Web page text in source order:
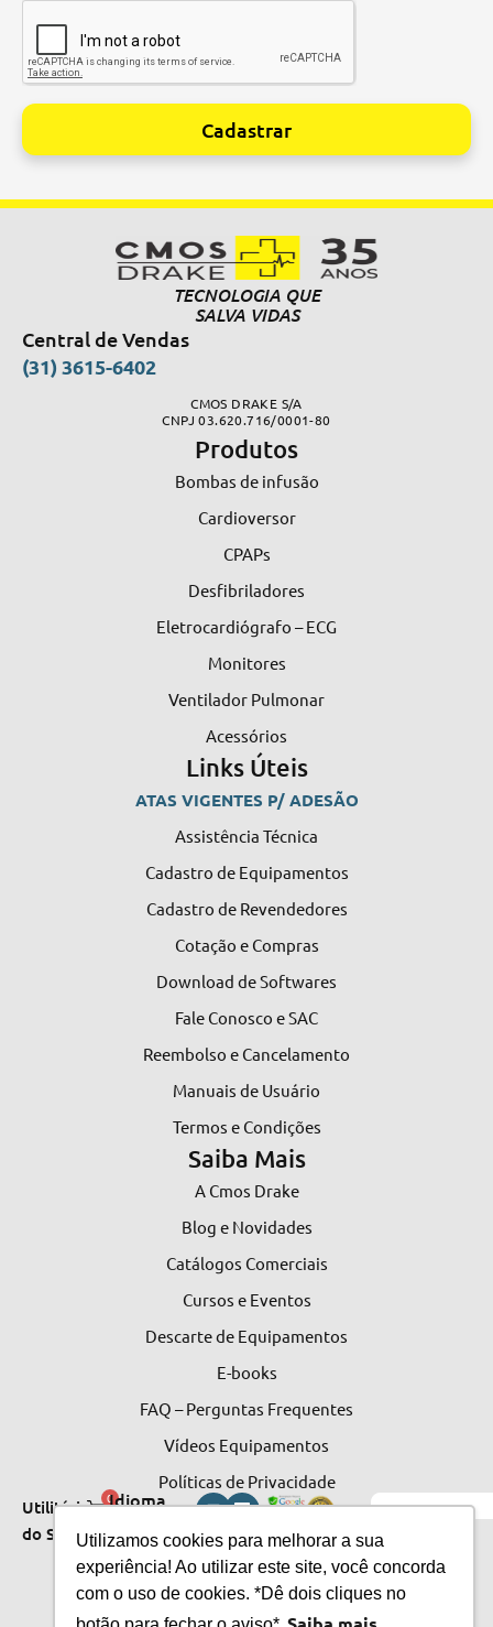
Utilizamos cookies para melhorar a sua
experiência! Ao utilizar este site, você concorda
com o uso de cookies. *Dê dois cliques no
Cadastrar
TECNOLOGIA QUE
SALVA VIDAS
Central de Vendas
(31) 3615-6402
CMOS DRAKE S/A
CNPJ 03.620.716/0001-80
Produtos
Bombas de infusão
Cardioversor
CPAPs
Desfibriladores
Eletrocardiógrafo – ECG
Monitores
Ventilador Pulmonar
Acessórios
Links Úteis
ATAS VIGENTES P/ ADESÃO
Assistência Técnica
Cadastro de Equipamentos
Cadastro de Revendedores
Cotação e Compras
Download de Softwares
Fale Conosco e SAC
Reembolso e Cancelamento
Manuais de Usuário
Termos e Condições
Saiba Mais
A Cmos Drake
Blog e Novidades
Catálogos Comerciais
Cursos e Eventos
Descarte de Equipamentos
E-books
FAQ – Perguntas Frequentes
Vídeos Equipamentos
Políticas de Privacidade
Utilitários
do Site
0Idioma
do Site